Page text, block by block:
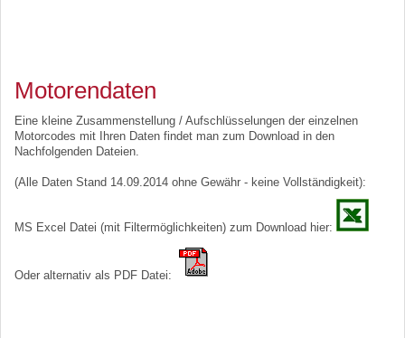
Motorendaten
Eine kleine Zusammenstellung / Aufschlüsselungen der einzelnen
Motorcodes mit Ihren Daten findet man zum Download in den
Nachfolgenden Dateien.
(Alle Daten Stand 14.09.2014 ohne Gewähr - keine Vollständigkeit):
MS Excel Datei (mit Filtermöglichkeiten) zum Download hier:
Oder alternativ als PDF Datei: